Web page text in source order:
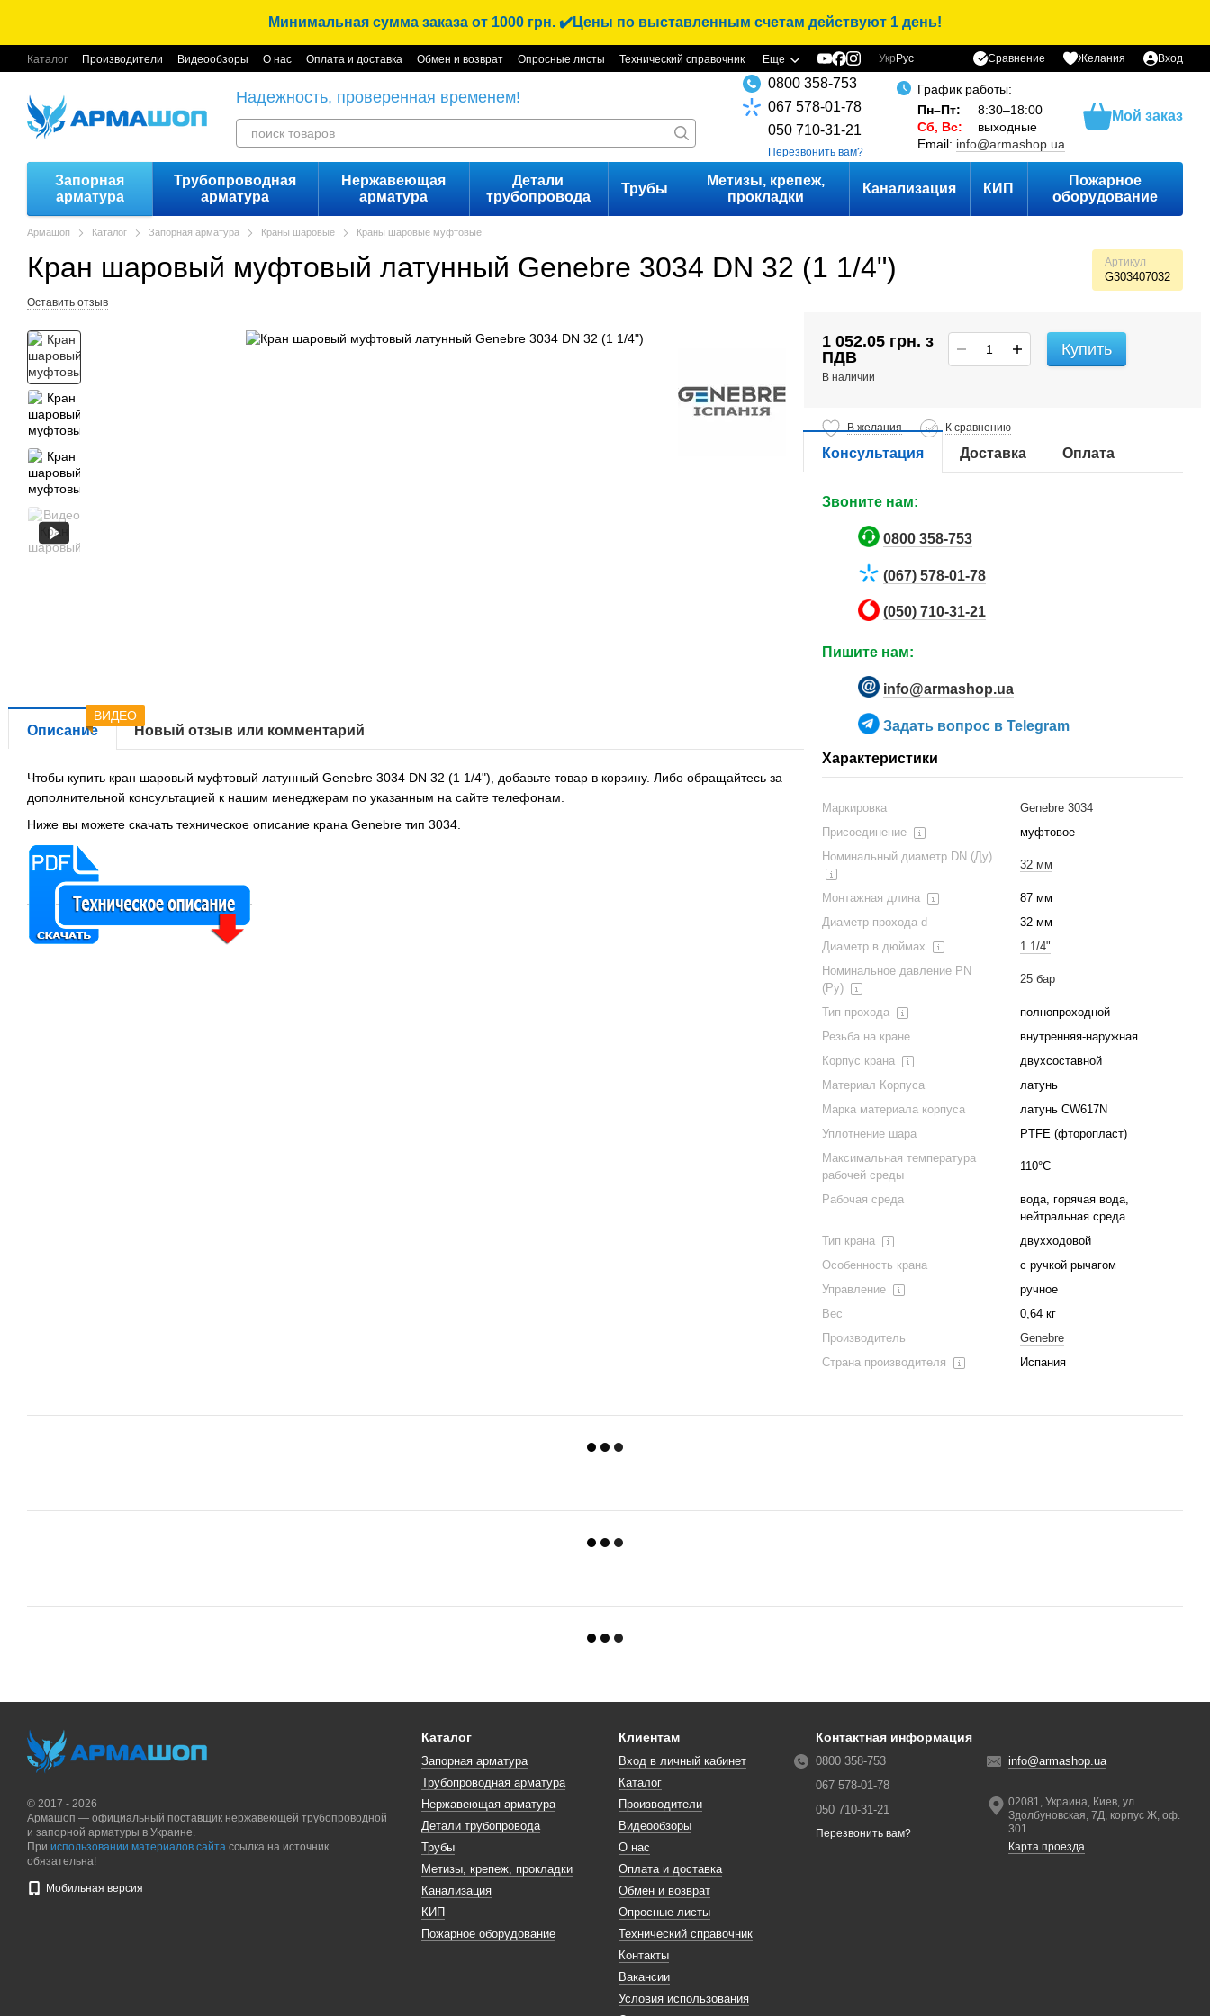
Минимальная сумма заказа от 1000 грн. ✔️Цены по выставленным счетам действуют 1 день!
Каталог Производители Видеообзоры О нас Оплата и доставка Обмен и возврат Опросные листы Технический справочник Еще Укр Рус Сравнение Желания Вход
Надежность, проверенная временем!
0800 358-753
067 578-01-78
050 710-31-21
Перезвонить вам?
График работы:
Пн–Пт:
8:30–18:00
Сб, Вс:
выходные
Email: info@armashop.ua
Мой заказ
Запорная
арматура
Трубопроводная
арматура
Нержавеющая
арматура
Детали
трубопровода
Трубы
Метизы, крепеж,
прокладки
Канализация КИП
Пожарное
оборудование
Армашоп Каталог Запорная арматура Краны шаровые Краны шаровые муфтовые
Кран шаровый муфтовый латунный Genebre 3034 DN 32 (1 1/4") Артикул
G303407032
Оставить отзыв
ВИДЕО
Описание Новый отзыв или комментарий
Чтобы купить кран шаровый муфтовый латунный Genebre 3034 DN 32 (1 1/4"), добавьте товар в корзину. Либо обращайтесь за
дополнительной консультацией к нашим менеджерам по указанным на сайте телефонам.
Ниже вы можете скачать техническое описание крана Genebre тип 3034.
1 052.05 грн. з
ПДВ
В наличии
Купить
В желания К сравнению
Консультация Доставка Оплата
Звоните нам:
0800 358-753
(067) 578-01-78
(050) 710-31-21
Пишите нам:
info@armashop.ua
Задать вопрос в Telegram
Характеристики
Маркировка
Genebre 3034
Присоединение
муфтовое
Номинальный диаметр DN (Ду)
32 мм
Монтажная длина
87 мм
Диаметр прохода d
32 мм
Диаметр в дюймах
1 1/4"
Номинальное давление PN
(Ру)
25 бар
Тип прохода
полнопроходной
Резьба на кране
внутренняя-наружная
Корпус крана
двухсоставной
Материал Корпуса
латунь
Марка материала корпуса
латунь CW617N
Уплотнение шара
PTFE (фторопласт)
Максимальная температура
рабочей среды
110°С
Рабочая среда
вода, горячая вода,
нейтральная среда
Тип крана
двухходовой
Особенность крана
с ручкой рычагом
Управление
ручное
Вес
0,64 кг
Производитель
Genebre
Страна производителя
Испания
© 2017 - 2026
Армашоп — официальный поставщик нержавеющей трубопроводной
и запорной арматуры в Украине.
При использовании материалов сайта ссылка на источник
обязательна!
Мобильная версия
Каталог
Запорная арматура
Трубопроводная арматура
Нержавеющая арматура
Детали трубопровода
Трубы
Метизы, крепеж, прокладки
Канализация
КИП
Пожарное оборудование
Клиентам
Вход в личный кабинет
Каталог
Производители
Видеообзоры
О нас
Оплата и доставка
Обмен и возврат
Опросные листы
Технический справочник
Контакты
Вакансии
Условия использования
Контактная информация
0800 358-753
067 578-01-78
050 710-31-21
Перезвонить вам?
info@armashop.ua
02081, Украина, Киев, ул.
Здолбуновская, 7Д, корпус Ж, оф.
301
Карта проезда